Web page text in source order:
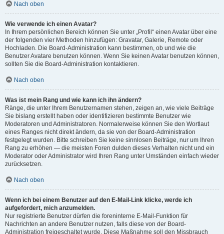
Nach oben
Wie verwende ich einen Avatar?
In Ihrem persönlichen Bereich können Sie unter „Profil“ einen Avatar über eine
der folgenden vier Methoden hinzufügen: Gravatar, Galerie, Remote oder
Hochladen. Die Board-Administration kann bestimmen, ob und wie die
Benutzer Avatare benutzen können. Wenn Sie keinen Avatar benutzen können,
sollten Sie die Board-Administration kontaktieren.
Nach oben
Was ist mein Rang und wie kann ich ihn ändern?
Ränge, die unter Ihrem Benutzernamen stehen, zeigen an, wie viele Beiträge
Sie bislang erstellt haben oder identifizieren bestimmte Benutzer wie
Moderatoren und Administratoren. Normalerweise können Sie den Wortlaut
eines Ranges nicht direkt ändern, da sie von der Board-Administration
festgelegt wurden. Bitte schreiben Sie keine sinnlosen Beiträge, nur um Ihren
Rang zu erhöhen — die meisten Foren dulden dieses Verhalten nicht und ein
Moderator oder Administrator wird Ihren Rang unter Umständen einfach wieder
zurücksetzen.
Nach oben
Wenn ich bei einem Benutzer auf den E-Mail-Link klicke, werde ich
aufgefordert, mich anzumelden.
Nur registrierte Benutzer dürfen die foreninterne E-Mail-Funktion für
Nachrichten an andere Benutzer nutzen, falls diese von der Board-
Administration freigeschaltet wurde. Diese Maßnahme soll den Missbrauch